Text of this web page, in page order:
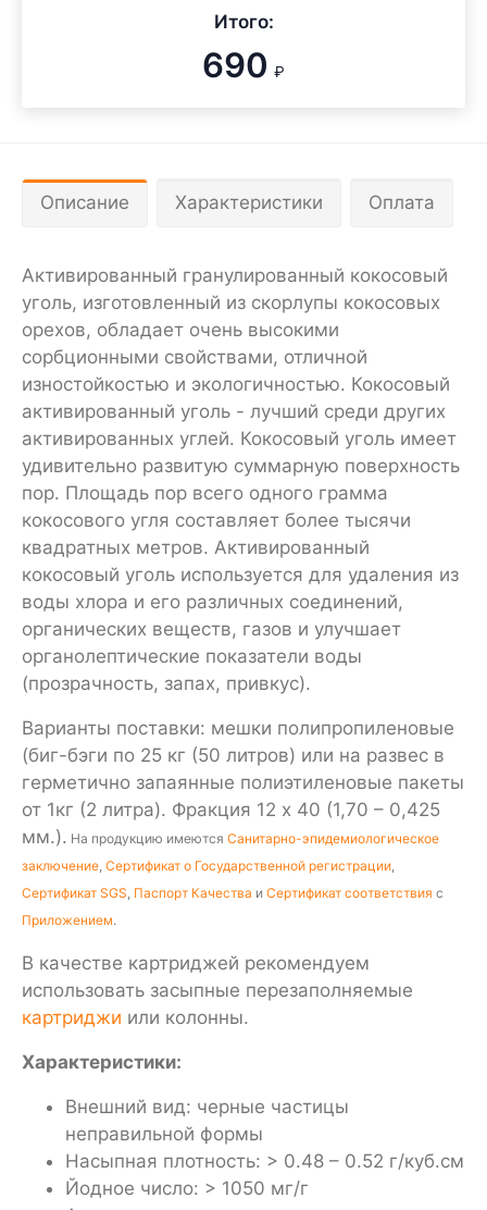
Итого:
690 ₽
Описание Характеристики Оплата
Активированный гранулированный кокосовый
уголь, изготовленный из скорлупы кокосовых
орехов, обладает очень высокими
сорбционными свойствами, отличной
изностойкостью и экологичностью. Кокосовый
активированный уголь - лучший среди других
активированных углей. Кокосовый уголь имеет
удивительно развитую суммарную поверхность
пор. Площадь пор всего одного грамма
кокосового угля составляет более тысячи
квадратных метров. Активированный
кокосовый уголь используется для удаления из
воды хлора и его различных соединений,
органических веществ, газов и улучшает
органолептические показатели воды
(прозрачность, запах, привкус).
Варианты поставки: мешки полипропиленовые
(биг-бэги по 25 кг (50 литров) или на развес в
герметично запаянные полиэтиленовые пакеты
от 1кг (2 литра). Фракция 12 х 40 (1,70 – 0,425
мм.). На продукцию имеются Санитарно-эпидемиологическое
заключение Сертификат о Государственной регистрации
Сертификат SGS Паспорт Качества и Сертификат соответствия с
Приложением.
В качестве картриджей рекомендуем
использовать засыпные перезаполняемые
картриджи или колонны.
Характеристики:
Внешний вид: черные частицы
неправильной формы
Насыпная плотность: > 0.48 – 0.52 г/куб.см
Йодное число: > 1050 мг/г